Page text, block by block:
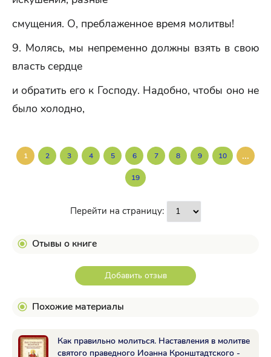
смущения. О, преблаженное время молитвы!
9. Молясь, мы непременно должны взять в свою
власть сердце
и обратить его к Господу. Надобно, чтобы оно не
было холодно,
1 2 3 4 5 6 7 8 9 10 ...
19
Перейти на страницу:
Отывы о книге
Добавить отзыв
Похожие материалы
Как правильно молиться. Наставления в молитве
святого праведного Иоанна Кронштадтского -